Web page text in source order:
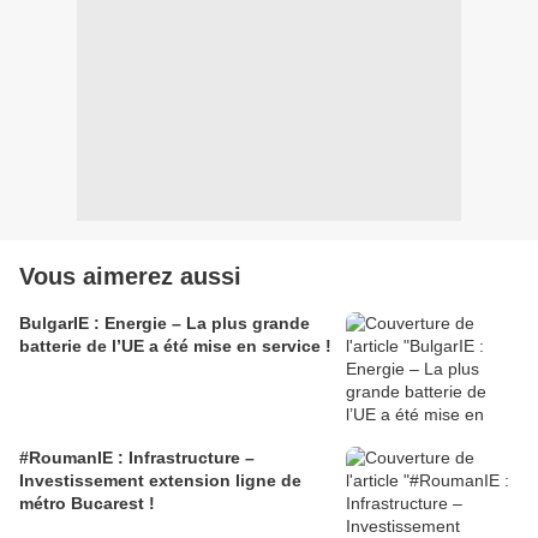
Vous aimerez aussi
BulgarIE : Energie – La plus grande
batterie de l’UE a été mise en service !
#RoumanIE : Infrastructure –
Investissement extension ligne de
métro Bucarest !